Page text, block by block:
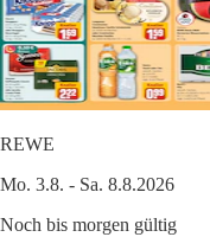
REWE
Mo. 3.8. - Sa. 8.8.2026
Noch bis morgen gültig